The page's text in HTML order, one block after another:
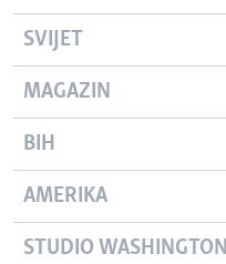
SVIJET
MAGAZIN
BIH
AMERIKA
STUDIO WASHINGTON